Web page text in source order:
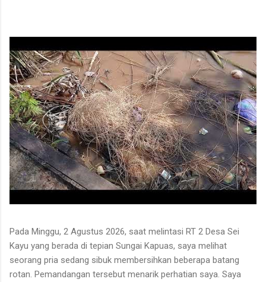
Pada Minggu, 2 Agustus 2026, saat melintasi RT 2 Desa Sei
Kayu yang berada di tepian Sungai Kapuas, saya melihat
seorang pria sedang sibuk membersihkan beberapa batang
rotan. Pemandangan tersebut menarik perhatian saya. Saya